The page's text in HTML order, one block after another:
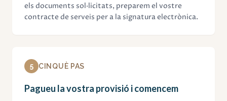
els documents sol·licitats, preparem el vostre
contracte de serveis per a la signatura electrònica.
5 CINQUÈ PAS
Pagueu la vostra provisió i comencem